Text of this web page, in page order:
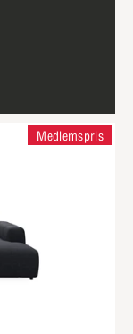
Medlemspris